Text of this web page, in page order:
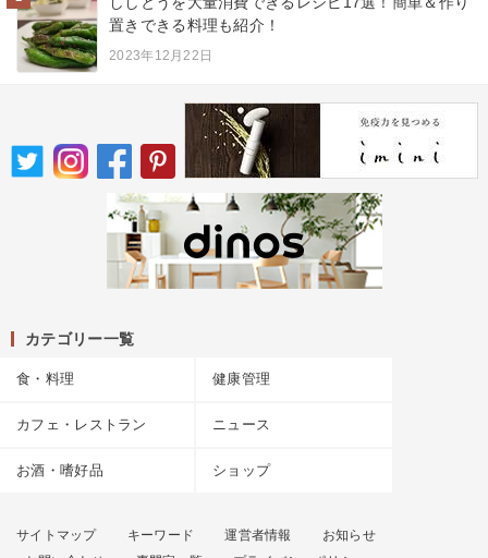
置きできる料理も紹介！
2023年12月22日
カテゴリー一覧
食・料理 健康管理
カフェ・レストラン ニュース
お酒・嗜好品 ショップ
サイトマップ キーワード 運営者情報
お知らせ